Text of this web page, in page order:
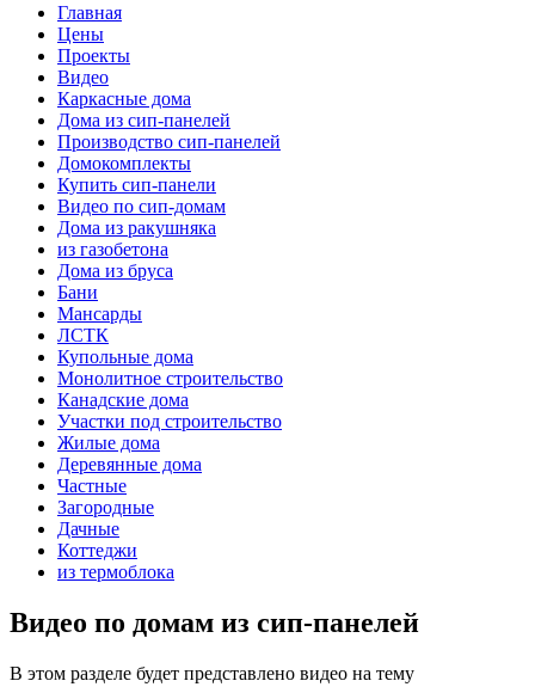
Главная
Цены
Проекты
Видео
Каркасные дома
Дома из сип-панелей
Производство сип-панелей
Домокомплекты
Купить сип-панели
Видео по сип-домам
Дома из ракушняка
из газобетона
Дома из бруса
Бани
Мансарды
ЛСТК
Купольные дома
Монолитное строительство
Канадские дома
Участки под строительство
Жилые дома
Деревянные дома
Частные
Загородные
Дачные
Коттеджи
из термоблока
Видео по домам из сип-панелей
В этом разделе будет представлено видео на тему